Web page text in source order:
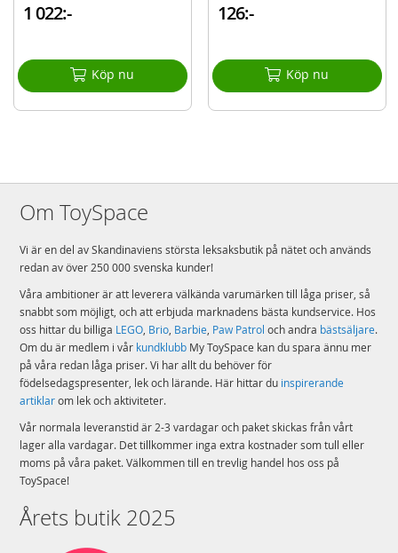
1 022:-
Köp nu
126:-
Köp nu
Om ToySpace
Vi är en del av Skandinaviens största leksaksbutik på nätet och används
redan av över 250 000 svenska kunder!
Våra ambitioner är att leverera välkända varumärken till låga priser, så
snabbt som möjligt, och att erbjuda marknadens bästa kundservice. Hos
oss hittar du billiga LEGO, Brio, Barbie, Paw Patrol och andra bästsäljare.
Om du är medlem i vår kundklubb My ToySpace kan du spara ännu mer
på våra redan låga priser. Vi har allt du behöver för
födelsedagspresenter, lek och lärande. Här hittar du inspirerande
artiklarom lek och aktiviteter.
Vår normala leveranstid är 2-3 vardagar och paket skickas från vårt
lager alla vardagar. Det tillkommer inga extra kostnader som tull eller
moms på våra paket. Välkommen till en trevlig handel hos oss på
ToySpace!
Årets butik 2025